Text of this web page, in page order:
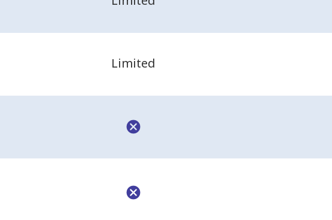
Limited